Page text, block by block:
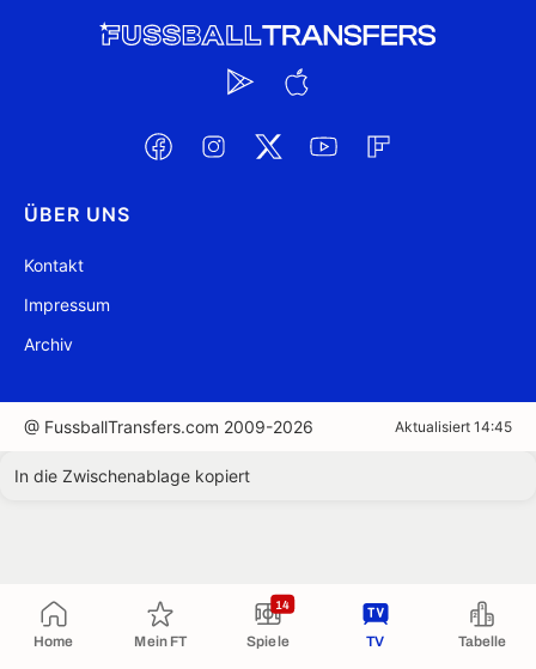
Home Mein FT Spiele
14
TV Tabelle
ÜBER UNS
Kontakt
Impressum
Archiv
@ FussballTransfers.com 2009-2026 Aktualisiert 14:45
In die Zwischenablage kopiert